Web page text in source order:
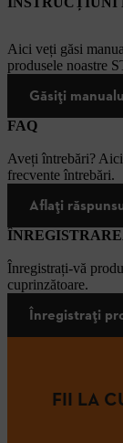
Aici veți găsi
produsele noastre
Găsiți
FAQ
Aveți întrebări?
frecvente întrebări.
Aflați
Înregistrați-vă
cuprinzătoare.
Înregistrați
FII LA